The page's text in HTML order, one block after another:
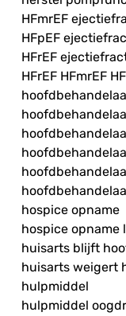
HFmrEF
HFpEF
HFrEF
HFrEF HFmrEF
hospice opname
hospice opname
huisarts blijft
huisarts weigert
hulpmiddel
hulpmiddel